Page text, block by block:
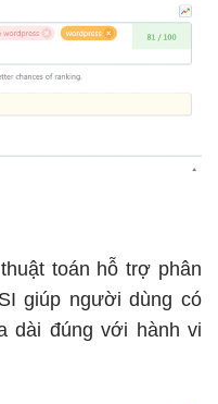
toán hỗ trợ phân
giúp người dùng có
dài đúng với hành vi